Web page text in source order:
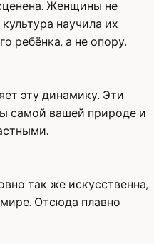
Женщины не
научила их
ребёнка, а не опору.
эту динамику. Эти
самой вашей природе и
так же искусственна,
Отсюда плавно